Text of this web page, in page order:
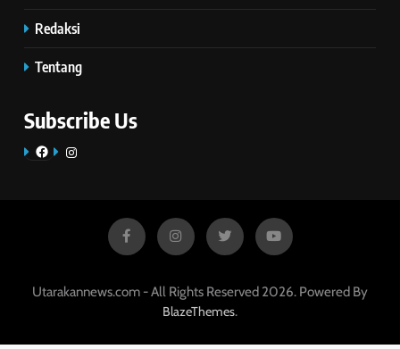
Redaksi
Tentang
Subscribe Us
FacebookInstagram
Utarakannews.com - All Rights Reserved 2026. Powered By
BlazeThemes.